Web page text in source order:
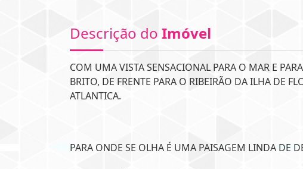
Descrição do Imóvel
COM UMA VISTA SENSACIONAL PARA O MAR E
BRITO, DE FRENTE PARA O RIBEIRÃO DA ILHA DE
ATLANTICA.
PARA ONDE SE OLHA É UMA PAISAGEM LINDA DE